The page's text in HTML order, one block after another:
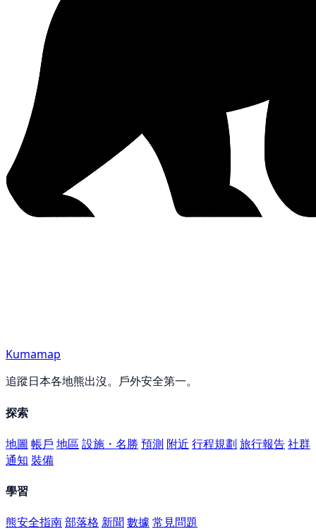
Kumamap
追蹤日本各地熊出沒。戶外安全第一。
探索
地圖 帳戶 地區 設施・名勝 預測 附近 行程規劃 旅行報告社群
通知 裝備
學習
熊安全指南部落格 新聞數據 常見問題